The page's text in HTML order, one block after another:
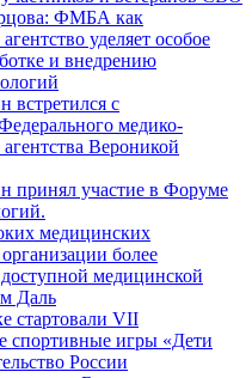
ФМБА как
уделяет особое
и внедрению
встретился с
медико-
Вероникой
принял участие в Форуме
медицинских
более
медицинской
Даль
стартовали VII
спортивные игры «Дети
России